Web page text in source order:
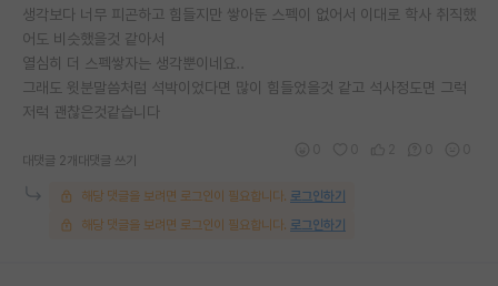
생각보다 너무 피곤하고 힘들지만 쌓아둔 스펙이 없어서 이대로 학사 취직했
어도 비슷했을것 같아서
열심히 더 스펙쌓자는 생각뿐이네요..
그래도 윗분말씀처럼 석박이었다면 많이 힘들었을것 같고 석사정도면 그럭
저럭 괜찮은것같습니다
대댓글 2개 대댓글 쓰기
해당 댓글을 보려면 로그인이 필요합니다. 로그인하기
해당 댓글을 보려면 로그인이 필요합니다. 로그인하기